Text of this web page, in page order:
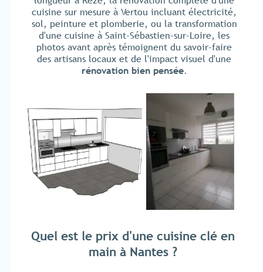
cuisine sur mesure à Vertou incluant électricité,
sol, peinture et plomberie, ou la transformation
d'une cuisine à Saint-Sébastien-sur-Loire, les
photos avant après témoignent du savoir-faire
des artisans locaux et de l'impact visuel d'une
rénovation bien pensée.
Quel est le prix d'une cuisine clé en
main à Nantes ?